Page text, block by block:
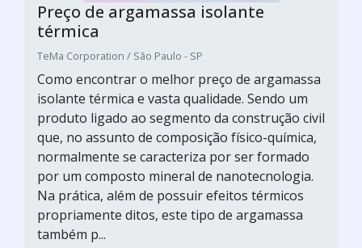
Preço de argamassa isolante
térmica
TeMa Corporation / São Paulo - SP
Como encontrar o melhor preço de argamassa
isolante térmica e vasta qualidade. Sendo um
produto ligado ao segmento da construção civil
que, no assunto de composição físico-química,
normalmente se caracteriza por ser formado
por um composto mineral de nanotecnologia.
Na prática, além de possuir efeitos térmicos
propriamente ditos, este tipo de argamassa
também p...